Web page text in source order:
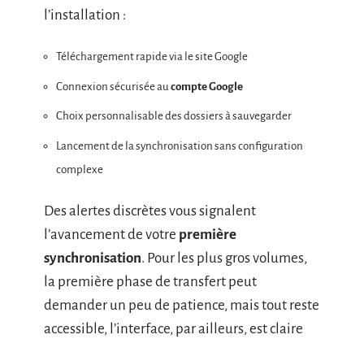
l’installation :
Téléchargement rapide via le site Google
Connexion sécurisée au compte Google
Choix personnalisable des dossiers à sauvegarder
Lancement de la synchronisation sans configuration
complexe
Des alertes discrètes vous signalent
l’avancement de votre première
synchronisation. Pour les plus gros volumes,
la première phase de transfert peut
demander un peu de patience, mais tout reste
accessible, l’interface, par ailleurs, est claire